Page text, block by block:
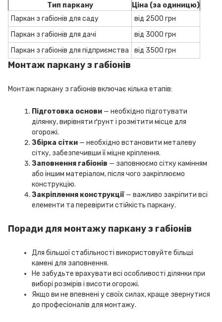
Тип паркану
Ціна (за одиницю)
Паркан з габіонів для саду
від 2500 грн
Паркан з габіонів для дачі
від 3000 грн
Паркан з габіонів для підприємства
від 3500 грн
Монтаж паркану з габіонів
Монтаж паркану з габіонів включає кілька етапів:
Підготовка основи — необхідно підготувати
ділянку, вирівняти ґрунт і розмітити місце для
огорожі.
Збірка сітки — необхідно встановити металеву
сітку, забезпечивши її міцне кріплення.
Заповнення габіонів — заповнюємо сітку камінням
або іншим матеріалом, після чого закріплюємо
конструкцію.
Закріплення конструкції — важливо закріпити всі
елементи та перевірити стійкість паркану.
Поради для монтажу паркану з габіонів
Для більшої стабільності використовуйте більші
камені для заповнення.
Не забудьте врахувати всі особливості ділянки при
виборі розмірів і висоти огорожі.
Якщо ви не впевнені у своїх силах, краще звернутися
до професіоналів для монтажу.